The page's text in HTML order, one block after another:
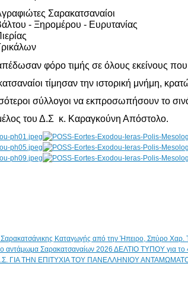
Σαρακατσαναίοι
- Ξηρομέρου - Ευρυτανίας
φόρο τιμής σε όλους εκείνους
τίμησαν την ιστορική μνήμη,
σύλλογοι να εκπροσωπήσουν το
του Δ.Σ κ. Καραγκούνη Απόστολο.
ΔΕΛΤΙΟ ΤΥΠΟΥ για το